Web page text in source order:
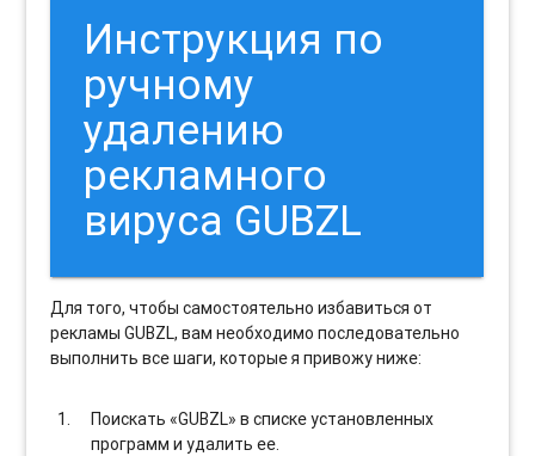
Инструкция по
ручному
удалению
рекламного
вируса GUBZL
Для того, чтобы самостоятельно избавиться от
рекламы GUBZL, вам необходимо последовательно
выполнить все шаги, которые я привожу ниже:
Поискать «GUBZL» в списке установленных
программ и удалить ее.